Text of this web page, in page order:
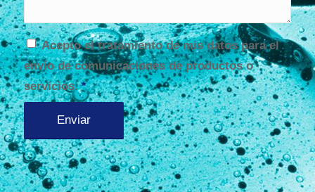
Acepto el tratamiento de mis datos para el
envío de comunicaciones de productos o
servicios.*